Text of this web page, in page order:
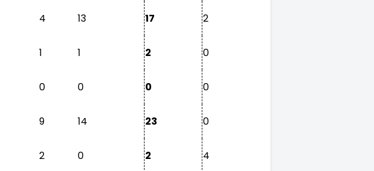
4 13 17 2
1 1 2 0
0 0 0 0
9 14 23 0
2 0 2 4